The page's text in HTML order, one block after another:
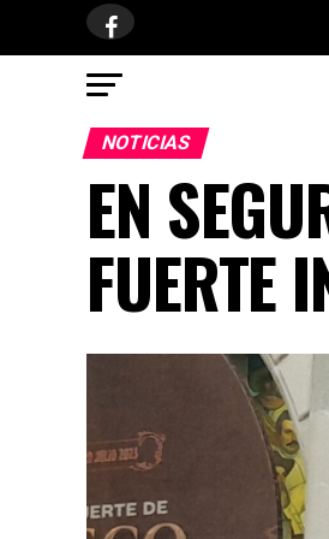
NOTICIAS
EN
FUERTE